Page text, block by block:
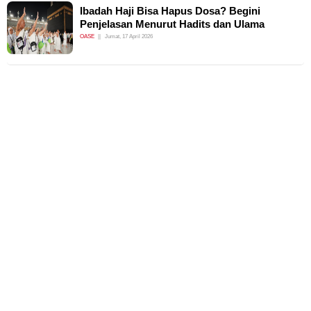
Ibadah Haji Bisa Hapus Dosa? Begini
Penjelasan Menurut Hadits dan Ulama
OASE Jumat, 17 April 2026